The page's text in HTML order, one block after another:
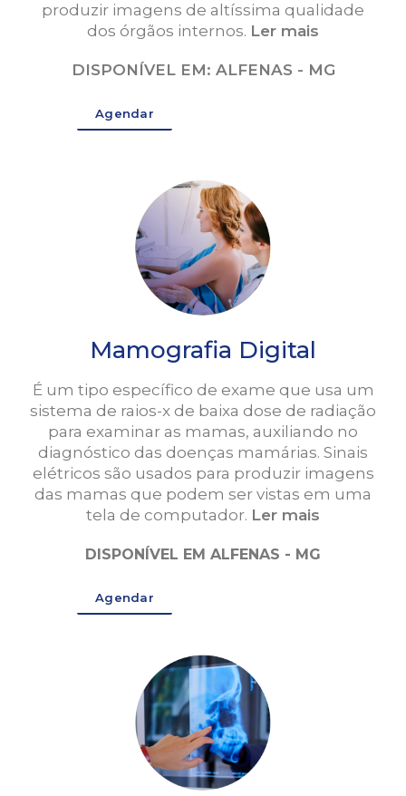
produzir imagens de altíssima qualidade
dos órgãos internos. Ler mais
DISPONÍVEL EM: ALFENAS - MG
Agendar
Mamografia Digital
É um tipo específico de exame que usa um
sistema de raios-x de baixa dose de radiação
para examinar as mamas, auxiliando no
diagnóstico das doenças mamárias. Sinais
elétricos são usados para produzir imagens
das mamas que podem ser vistas em uma
tela de computador. Ler mais
DISPONÍVEL EM ALFENAS - MG
Agendar